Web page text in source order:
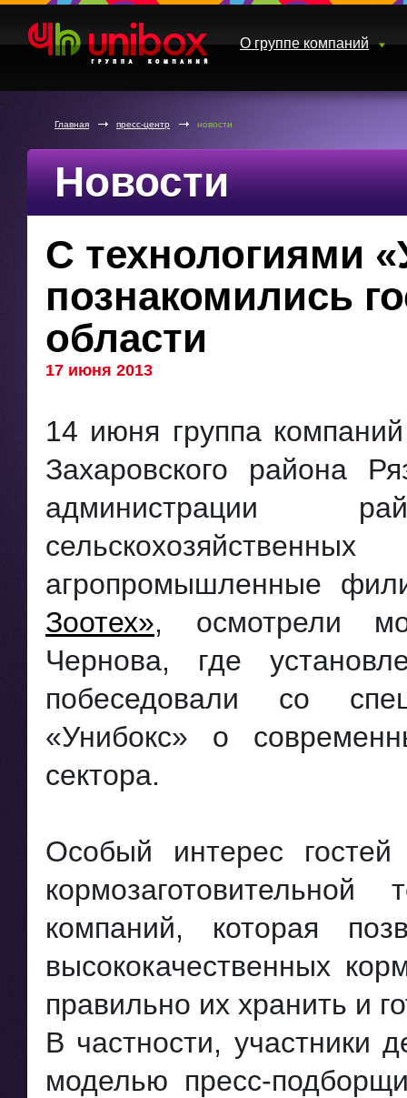
О группе компаний
Главная пресс-центр новости
Новости
С технологиями
познакомились
области
17 июня 2013
14 июня группа
Захаровского района
администрации
агропромышленные
Зоотех», осмотрели
Чернова, где
побеседовали со
«Унибокс» о
сектора.
Особый интерес
компаний, которая
высококачественных
правильно их хранить и
В частности, участники
моделью пресс-